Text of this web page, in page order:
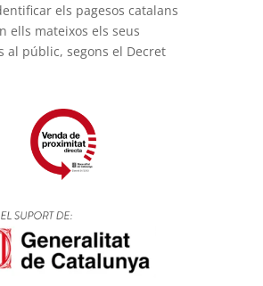
els pagesos catalans
ells mateixos els seus
al públic, segons el Decret